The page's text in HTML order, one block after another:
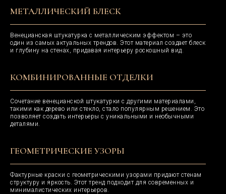
МЕТАЛЛИЧЕСКИЙ БЛЕСК
Венецианская штукатурка с металлическим эффектом – это
один из самых актуальных трендов. Этот материал создает блеск
и глубину на стенах, придавая интерьеру роскошный вид.
КОМБИНИРОВАННЫЕ ОТДЕЛКИ
Сочетание венецианской штукатурки с другими материалами,
такими как дерево или стекло, стало популярным решением. Это
позволяет создать интерьеры с уникальными и необычными
деталями.
ГЕОМЕТРИЧЕСКИЕ УЗОРЫ
Фактурные краски с геометрическими узорами придают стенам
структуру и яркость. Этот тренд подходит для современных и
минималистических интерьеров.
краска и
Песок
Мрамор
Замша